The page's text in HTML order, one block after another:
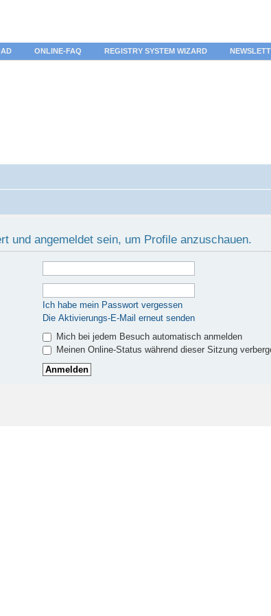
ONLINE-FAQ REGISTRY SYSTEM WIZARD
und angemeldet sein, um Profile anzuschauen.
Ich habe mein Passwort vergessen
Die Aktivierungs-E-Mail erneut senden
Mich bei jedem Besuch automatisch anmelden
Meinen Online-Status während dieser Sitzung